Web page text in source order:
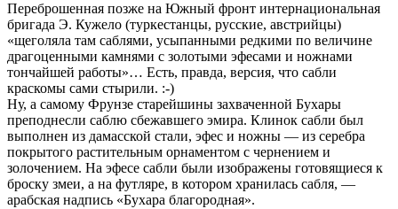
Переброшенная позже на Южный фронт интернациональная
бригада Э. Кужело (туркестанцы, русские, австрийцы)
«щеголяла там саблями, усыпанными редкими по величине
драгоценными камнями с золотыми эфесами и ножнами
тончайшей работы»… Есть, правда, версия, что сабли
краскомы сами стырили. :-)
Ну, а самому Фрунзе старейшины захваченной Бухары
преподнесли саблю сбежавшего эмира. Клинок сабли был
выполнен из дамасской стали, эфес и ножны — из серебра
покрытого растительным орнаментом с чернением и
золочением. На эфесе сабли были изображены готовящиеся к
броску змеи, а на футляре, в котором хранилась сабля, —
арабская надпись «Бухара благородная».